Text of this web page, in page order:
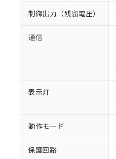
制御出力（残留電圧）
通信
表示灯
動作モード
保護回路